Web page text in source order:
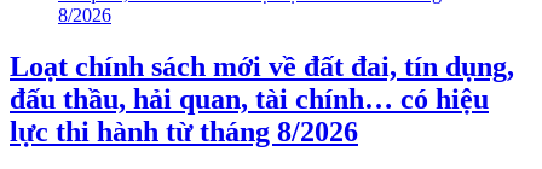
Loạt chính sách mới về đất đai, tín dụng,
đấu thầu, hải quan, tài chính… có hiệu
lực thi hành từ tháng 8/2026